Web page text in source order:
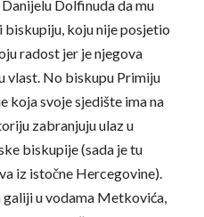
Dolfinuda da mu
koju nije posjetio
radost jer je njegova
vlast. No biskupu Primiju
koja svoje sjedište ima na
zabranjuju ulaz u
biskupije (sada je tu
iz istočne Hercegovine).
galiji u vodama Metkovića,